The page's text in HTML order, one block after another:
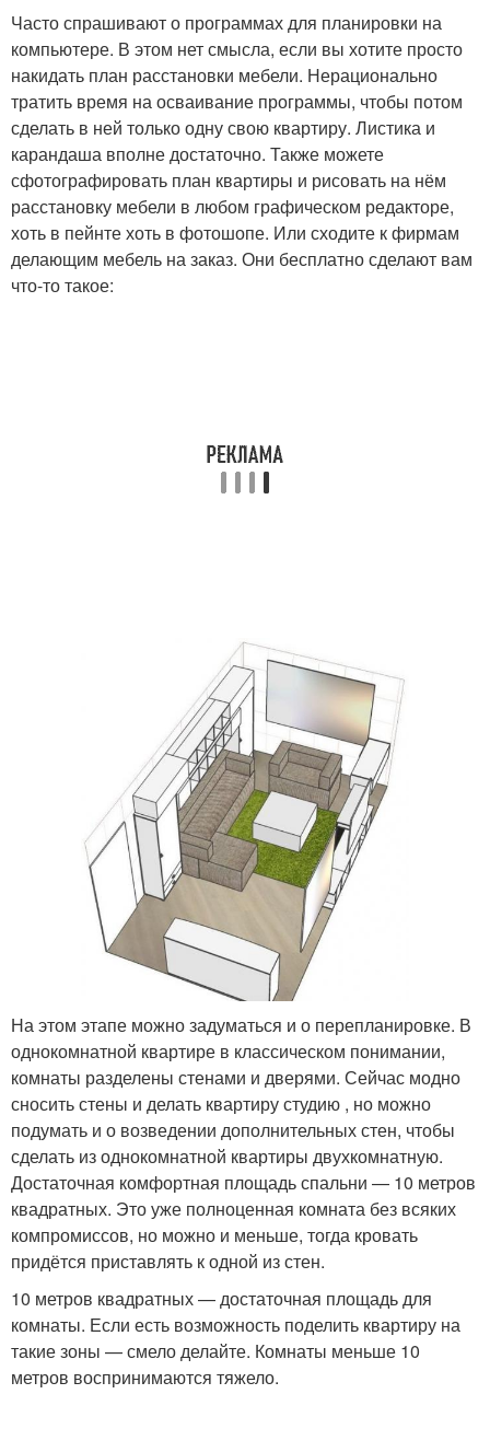
Часто спрашивают о программах для планировки на
компьютере. В этом нет смысла, если вы хотите просто
накидать план расстановки мебели. Нерационально
тратить время на осваивание программы, чтобы потом
сделать в ней только одну свою квартиру. Листика и
карандаша вполне достаточно. Также можете
сфотографировать план квартиры и рисовать на нём
расстановку мебели в любом графическом редакторе,
хоть в пейнте хоть в фотошопе. Или сходите к фирмам
делающим мебель на заказ. Они бесплатно сделают вам
что-то такое:
На этом этапе можно задуматься и о перепланировке. В
однокомнатной квартире в классическом понимании,
комнаты разделены стенами и дверями. Сейчас модно
сносить стены и делать квартиру студию , но можно
подумать и о возведении дополнительных стен, чтобы
сделать из однокомнатной квартиры двухкомнатную.
Достаточная комфортная площадь спальни — 10 метров
квадратных. Это уже полноценная комната без всяких
компромиссов, но можно и меньше, тогда кровать
придётся приставлять к одной из стен.
10 метров квадратных — достаточная площадь для
комнаты. Если есть возможность поделить квартиру на
такие зоны — смело делайте. Комнаты меньше 10
метров воспринимаются тяжело.